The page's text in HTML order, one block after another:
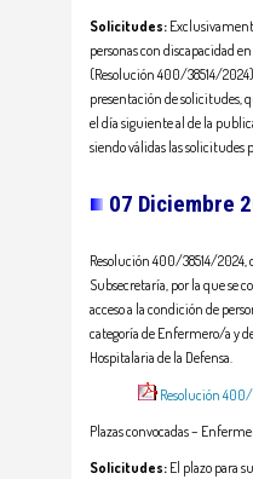
Solicitudes:
personas con discapacidad
(Resolución 400/38514/
presentación de solicitudes,
el día siguiente al de la
siendo válidas las solicitudes
07 Diciembre
Resolución 400/38514/2024,
Subsecretaría, por la que se
acceso a la condición de
categoría de Enfermero/a y
Hospitalaria de la Defensa.
Resolución
Plazas convocadas –
Solicitudes: El plazo para